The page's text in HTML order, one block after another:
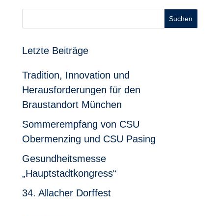
Suchen
Letzte Beiträge
Tradition, Innovation und
Herausforderungen für den
Braustandort München
Sommerempfang von CSU
Obermenzing und CSU Pasing
Gesundheitsmesse
„Hauptstadtkongress“
34. Allacher Dorffest